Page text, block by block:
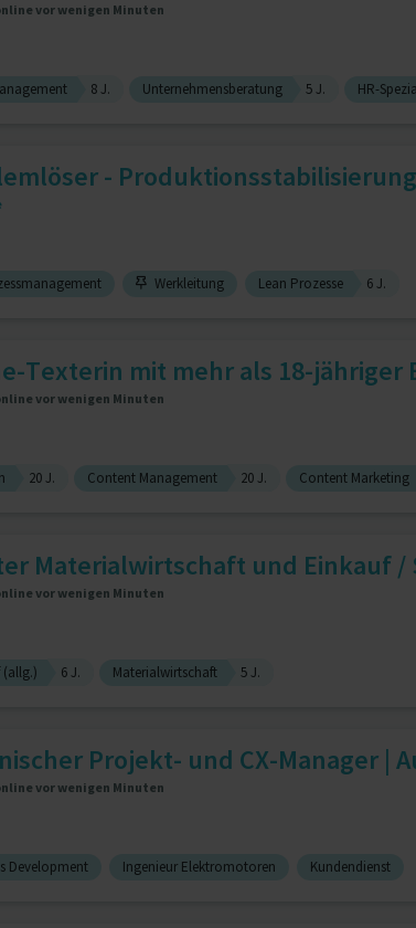
vor wenigen Minuten
8 J. Unternehmensberatung 5 J. HR-
-
Werkleitung Lean Prozesse 6 J.
Texterin mit mehr als 18-jähriger
vor wenigen Minuten
20 J. Content Management 20 J. Content Marketing
Materialwirtschaft und Einkauf
vor wenigen Minuten
(allg.) 6 J. Materialwirtschaft 5 J.
Projekt- und CX-Manager |
vor wenigen Minuten
Development Ingenieur Elektromotoren Kundendienst